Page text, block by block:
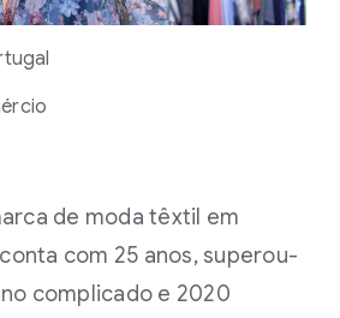
de moda têxtil em
com 25 anos, superou-
complicado e 2020